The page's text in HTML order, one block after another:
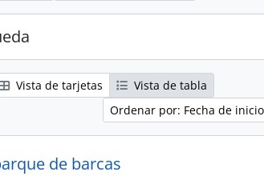
Vista de tarjetas
Vista de tabla
Ordenar por: Fecha de inicio
de barcas